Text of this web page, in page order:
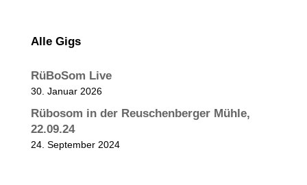
Alle Gigs
RüBoSom Live
30. Januar 2026
Rübosom in der Reuschenberger Mühle,
22.09.24
24. September 2024